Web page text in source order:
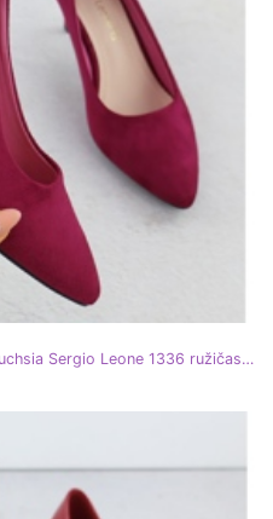
Visoke potpetice ženska antilop Fuchsia Sergio Leone 1336 ružičasta